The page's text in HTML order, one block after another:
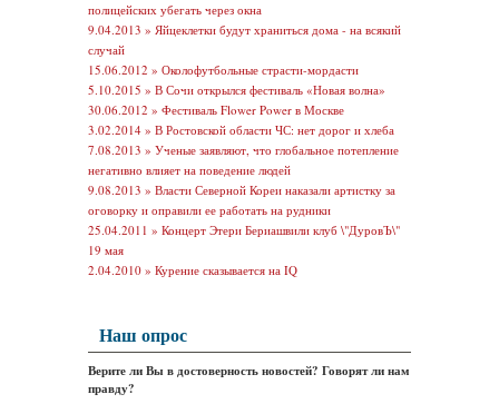
полицейских убегать через окна
9.04.2013 » Яйцеклетки будут храниться дома - на всякий
случай
15.06.2012 » Околофутбольные страсти-мордасти
5.10.2015 » В Сочи открылся фестиваль «Новая волна»
30.06.2012 » Фестиваль Flower Power в Москве
3.02.2014 » В Ростовской области ЧС: нет дорог и хлеба
7.08.2013 » Ученые заявляют, что глобальное потепление
негативно влияет на поведение людей
9.08.2013 » Власти Северной Кореи наказали артистку за
оговорку и оправили ее работать на рудники
25.04.2011 » Концерт Этери Бериашвили клуб \"ДуровЪ\"
19 мая
2.04.2010 » Курение сказывается на IQ
Наш опрос
Верите ли Вы в достоверность новостей? Говорят ли нам
правду?